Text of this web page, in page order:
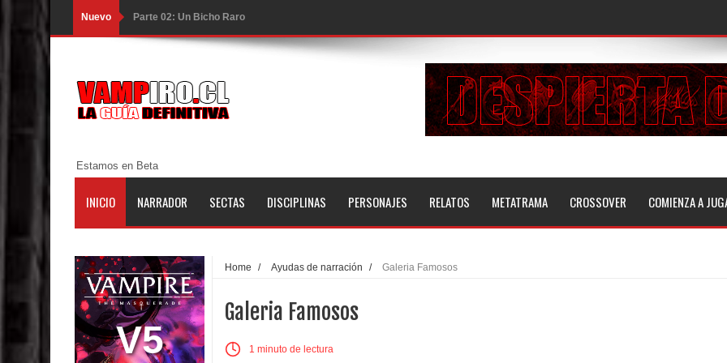
Nuevo Parte 02: Un Bicho Raro
Parte 01: Una Misión de Locos
Parte 03: Forastero en Tierra Muerta
Parte 10: El Secreto
Parte 06: El Trato con los Muertos
Parte 05: Sitiados
Parte 04: Se Descubre el Pastel
Parte 03: Una Piraña en el Bidé
Estamos en Beta
INICIO NARRADOR SECTAS DISCIPLINAS PERSONAJES RELATOS METATRAMA CROSSOVER COMIENZA A
V5
Home / Ayudas de narración / Galeria Famosos
Galeria Famosos
1 minuto de lectura